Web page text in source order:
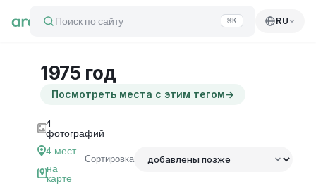
Поиск по сайту ⌘K RU
1975 год
Посмотреть места с этим тегом→
4
фотографий
4 мест
на
карте
Сортировка